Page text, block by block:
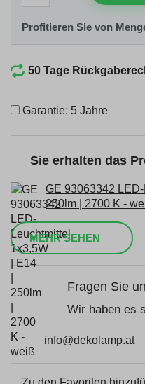
Profitieren Sie von
50 Tage
Garantie: 5 Jahre
Sie erhalten das
GE 93063342 LED-
250lm | 2700 K -
MEHR SEHEN
Fragen Sie
Wir haben es
info@dekolamp.at